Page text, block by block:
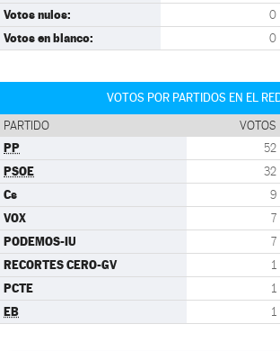
Votos nulos: 0
Votos en blanco: 0
VOTOS POR PARTIDOS EN EL
PARTIDO VOTOS
PP 52
PSOE 32
Cs 9
VOX 7
PODEMOS-IU 7
RECORTES CERO-GV 1
PCTE 1
EB 1